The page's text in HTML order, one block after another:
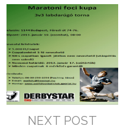
NEXT POST